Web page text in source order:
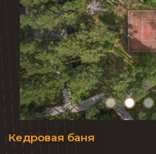
Кедровая баня